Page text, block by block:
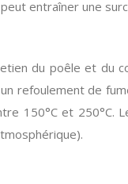
entraîner une
du poêle et du
refoulement de
150°C et 250°C.